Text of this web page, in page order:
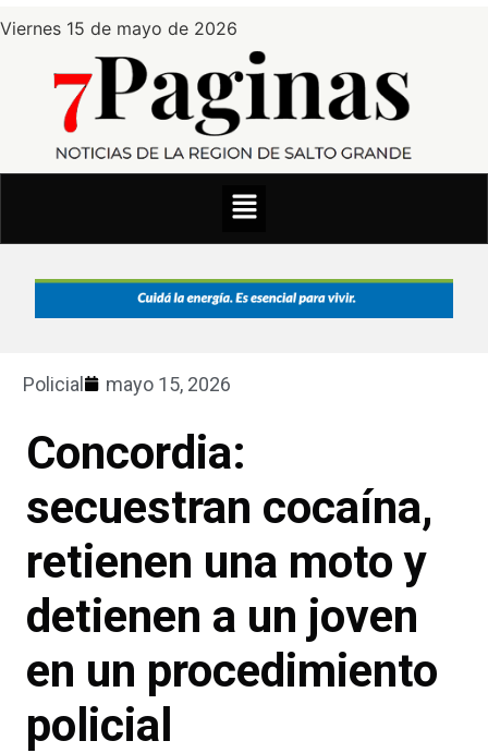
Viernes 15 de mayo de 2026
Policial mayo 15, 2026
Concordia:
secuestran cocaína,
retienen una moto y
detienen a un joven
en un procedimiento
policial